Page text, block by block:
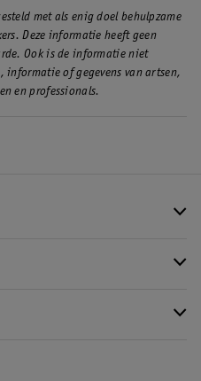
met als enig doel behulpzame
Deze informatie heeft geen
Ook is de informatie niet
informatie of gegevens van artsen,
en professionals.